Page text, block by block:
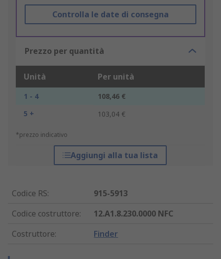
Controlla le date di consegna
Prezzo per quantità
Unità Per unità
1 - 4
108,46 €
5 +
103,04 €
*prezzo indicativo
Aggiungi alla tua lista
Codice RS:
915-5913
Codice costruttore:
12.A1.8.230.0000 NFC
Costruttore: Finder